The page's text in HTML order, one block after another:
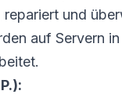
und
auf Servern